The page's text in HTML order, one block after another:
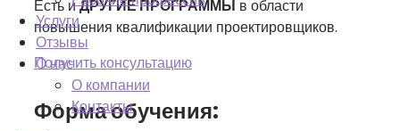
Услуги
Отзывы
О нас
О компании
Контакты
Есть иДРУГИЕ ПРОГРАММЫ в области
повышения квалификации проектировщиков.
Получить консультацию
Форма обучения: